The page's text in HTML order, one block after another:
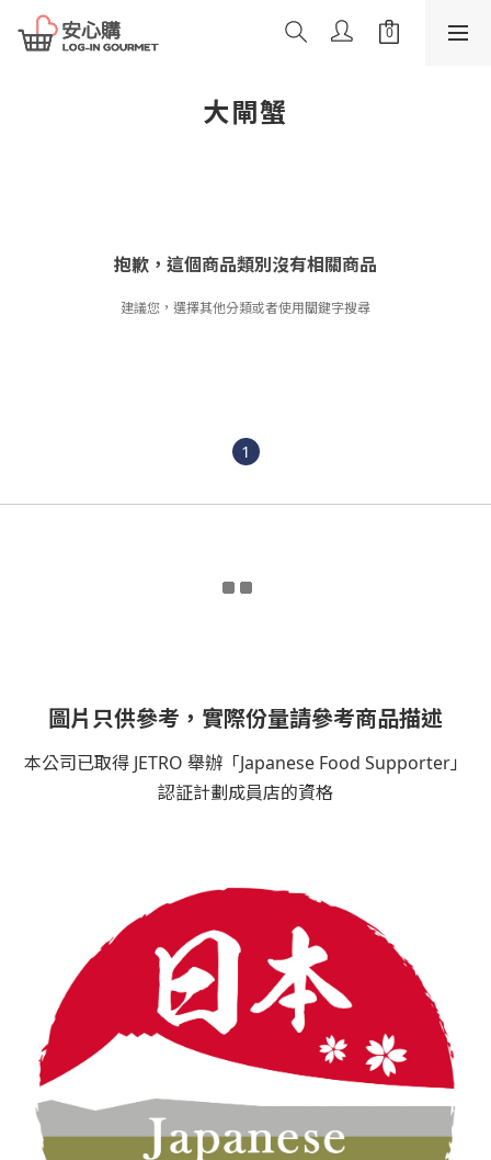
大閘蟹
抱歉，這個商品類別沒有相關商品
建議您，選擇其他分類或者使用關鍵字搜尋
1
圖片只供參考，實際份量請參考商品描述
本公司已取得 JETRO 舉辦「Japanese Food Supporter」
認証計劃成員店的資格